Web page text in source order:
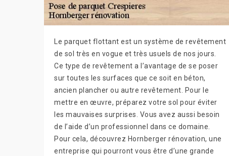
Le parquet flottant est un système de revêtement
de sol très en vogue et très usuels de nos jours.
Ce type de revêtement a l’avantage de se poser
sur toutes les surfaces que ce soit en béton,
ancien plancher ou autre revêtement. Pour le
mettre en œuvre, préparez votre sol pour éviter
les mauvaises surprises. Vous avez aussi besoin
de l’aide d’un professionnel dans ce domaine.
Pour cela, découvrez Hornberger rénovation, une
entreprise qui pourront vous être d’une grande